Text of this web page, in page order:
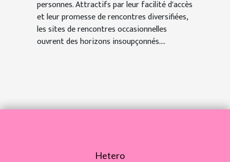
personnes. Attractifs par leur facilité d'accès
et leur promesse de rencontres diversifiées,
les sites de rencontres occasionnelles
ouvrent des horizons insoupçonnés....
Hetero